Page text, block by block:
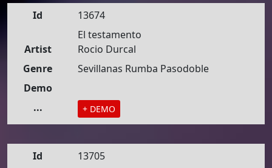
Id
13674
El testamento
Artist
Rocio Durcal
Genre
Sevillanas Rumba Pasodoble
Demo
...
+ DEMO
Id
13705